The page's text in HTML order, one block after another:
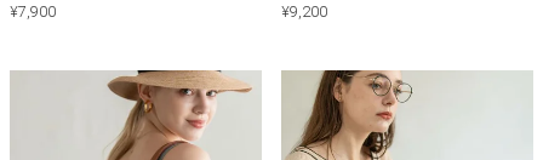
¥7,900 ¥9,200